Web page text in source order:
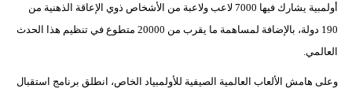
أولمبية يشارك فيها 7000 لاعب ولاعبة من الأشخاص ذوي الإعاقة الذهنية من
190 دولة، بالإضافة لمساهمة ما يقرب من 20000 متطوع في تنظيم هذا الحدث
العالمي.
وعلى هامش الألعاب العالمية الصيفية للأولمبياد الخاص، انطلق برنامج استقبال